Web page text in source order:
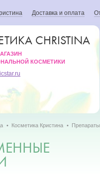
Доставка и оплата
CHRISTINA
КОСМЕТИКИ
Косметика Кристина